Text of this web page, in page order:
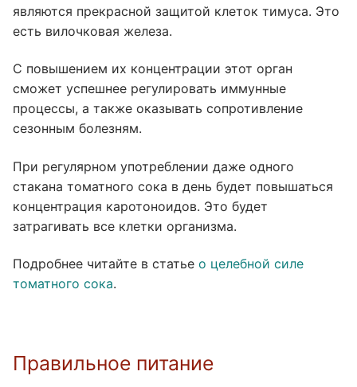
являются прекрасной защитой клеток тимуса. Это
есть вилочковая железа.
С повышением их концентрации этот орган
сможет успешнее регулировать иммунные
процессы, а также оказывать сопротивление
сезонным болезням.
При регулярном употреблении даже одного
стакана томатного сока в день будет повышаться
концентрация каротоноидов. Это будет
затрагивать все клетки организма.
Подробнее читайте в статье о целебной силе
томатного сока.
Правильное питание